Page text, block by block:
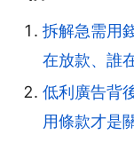
拆解急需用
在放款、誰
低利廣告背
用條款才是